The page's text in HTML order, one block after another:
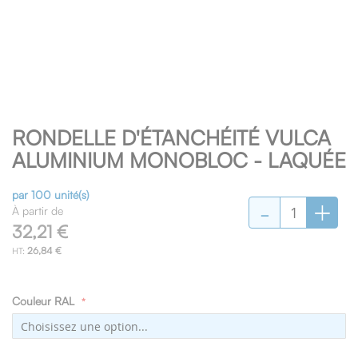
RONDELLE D'ÉTANCHÉITÉ VULCA
ALUMINIUM MONOBLOC - LAQUÉE
par 100 unité(s)
À partir de
32,21 €
26,84 €
Couleur RAL
- +
to
the
beginning
the
images
gallery